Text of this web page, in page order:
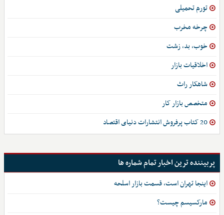
تورم تحمیلی
چرخه مخرب
خوب، بد، زشت
اخلاقیات بازار
شاهکار راث
متخصص بازار کار
20 کتاب پرفروش انتشارات دنیای اقتصاد
پربیننده ترین اخبار تمام شماره ها
اینجا تهران است، قسمت بازار اسلحه
مارکسیسم چیست؟